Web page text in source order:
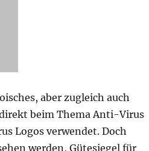
aber zugleich auch
beim Thema Anti-Virus
Logos verwendet. Doch
werden, Gütesiegel für